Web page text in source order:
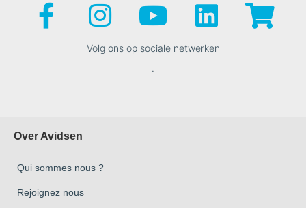
Volg ons op sociale netwerken
.
Over Avidsen
Qui sommes nous ?
Rejoignez nous